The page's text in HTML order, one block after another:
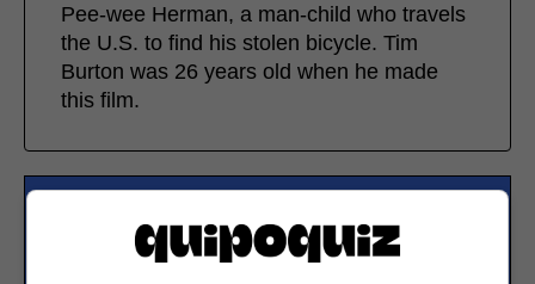
Pee-wee Herman, a man-child who travels
the U.S. to find his stolen bicycle. Tim
Burton was 26 years old when he made
this film.
Subscribe to our
newsletter